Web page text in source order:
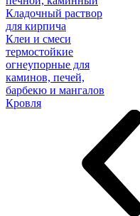
Кладочный раствор
для кирпича
Клеи и смеси
термостойкие
огнеупорные для
каминов, печей,
барбекю и мангалов
Кровля